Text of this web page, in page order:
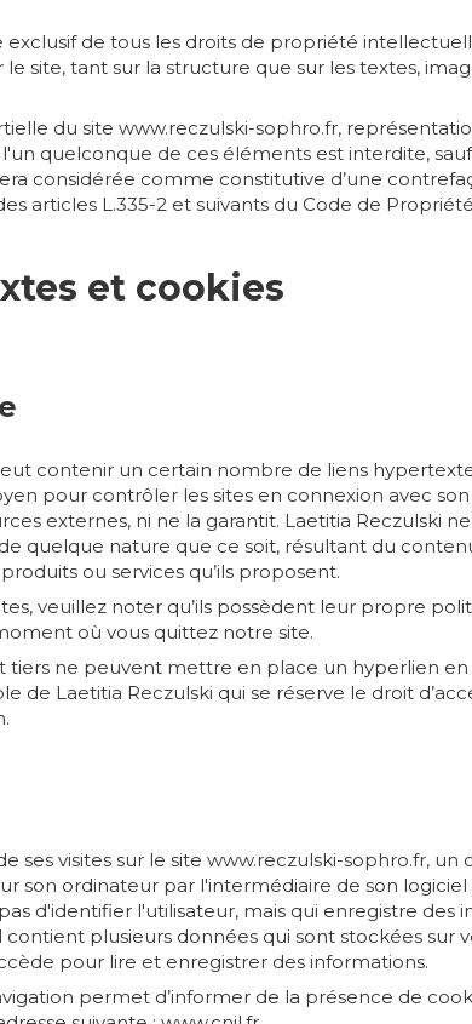
de tous les droits de propriété
site, tant sur la structure que sur les textes,
du site www.reczulski-sophro.fr,
quelconque de ces éléments est interdite,
considérée comme constitutive d’une
articles L.335-2 et suivants du Code de
et cookies
contenir un certain nombre de liens
pour contrôler les sites en connexion avec
externes, ni ne la garantit. Laetitia Reczulski
quelque nature que ce soit, résultant du
ou services qu’ils proposent.
veuillez noter qu’ils possèdent leur propre
où vous quittez notre site.
tiers ne peuvent mettre en place un hyperlien en
de Laetitia Reczulski qui se réserve le droit
ses visites sur le site www.reczulski-sophro.fr,
son ordinateur par l'intermédiaire de son
d'identifier l'utilisateur, mais qui enregistre des
contient plusieurs données qui sont stockées sur
pour lire et enregistrer des informations.
permet d’informer de la présence de